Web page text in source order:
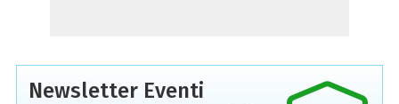
Newsletter Eventi